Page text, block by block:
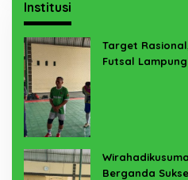
Institusi
Target
Futsal
Berganda